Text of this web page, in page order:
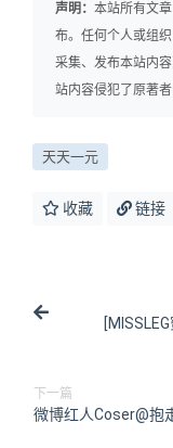
声明： 本站所有文
布。任何个人或组
采集、发布本站内
站内容侵犯了原著
天天一元
收藏 链接
下一篇
微博红人Coser@抱